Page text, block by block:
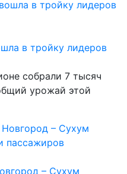
в тройку лидеров
собрали 7 тысяч
урожай этой
– Сухум